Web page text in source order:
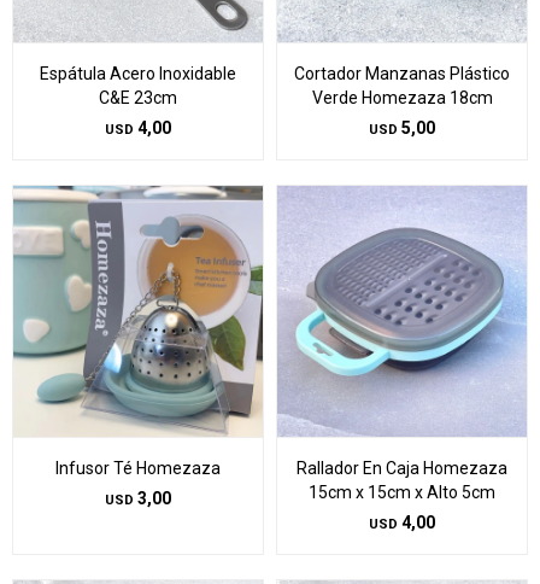
Espátula Acero Inoxidable
C&E 23cm
USD 4,00
Cortador Manzanas Plástico
Verde Homezaza 18cm
USD 5,00
Infusor Té Homezaza
USD 3,00
Rallador En Caja Homezaza
15cm x 15cm x Alto 5cm
USD 4,00